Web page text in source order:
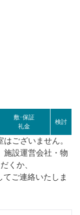
敷･保証
礼金
検討
ございません。
施設運営会社・物
くか、
ご連絡いたしま